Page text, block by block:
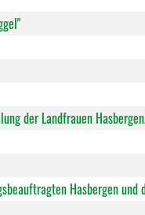
der Landfrauen
Hasbergen und